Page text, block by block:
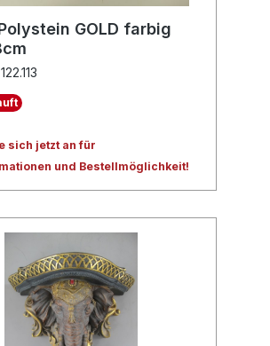
GOLD farbig
sich jetzt an für
und Bestellmöglichkeit!